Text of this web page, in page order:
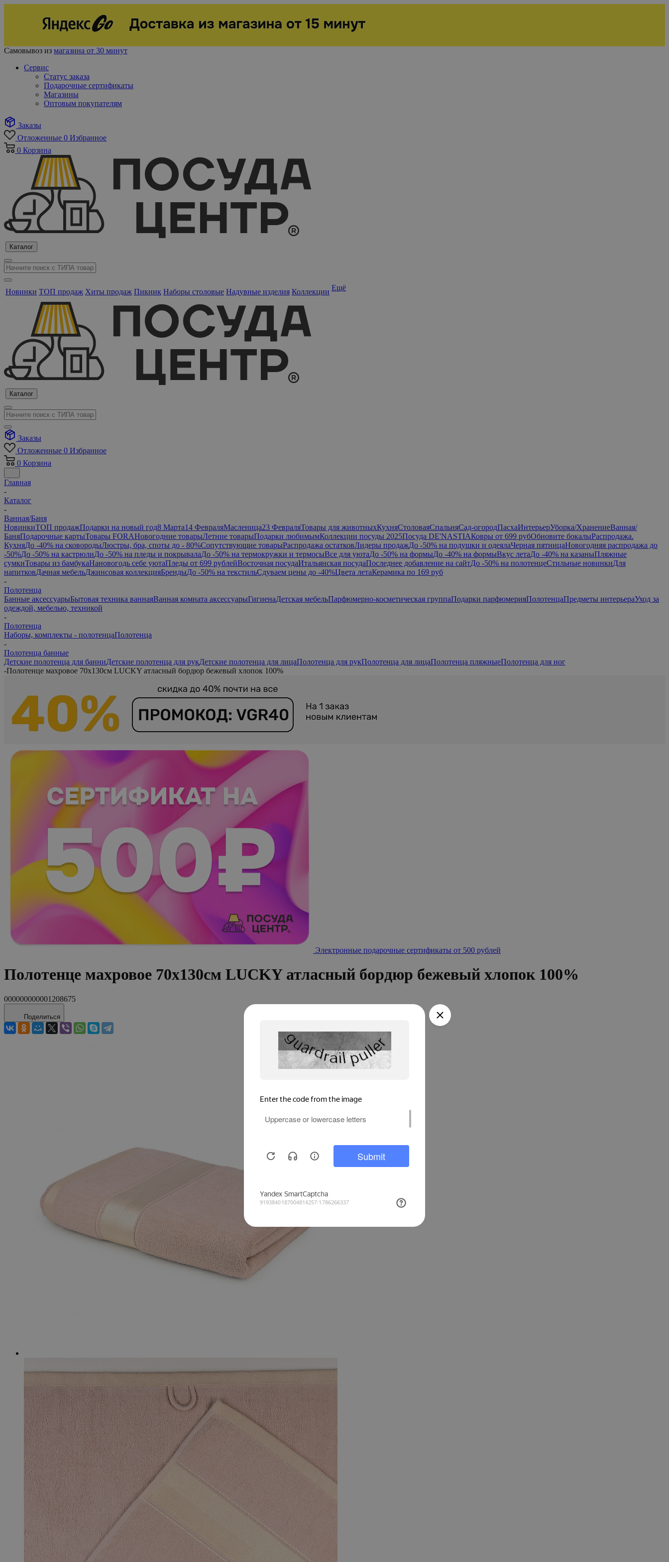
Самовывоз из магазина от 30 минут
Сервис
Статус заказа
Подарочные сертификаты
Магазины
Оптовым покупателям
Заказы
Отложенные 0 Избранное
0 Корзина
Каталог
Новинки ТОП продаж Хиты продаж Пикник Наборы столовые Надувные изделия Коллекции Ещё
Каталог
Заказы
Отложенные 0 Избранное
0 Корзина
Главная
-
Каталог
-
Ванная/Баня
НовинкиТОП продажПодарки на новый год8 Марта14 ФевраляМасленица23 ФевраляТовары для животныхКухняСтоловаяСпальняСад-огородПасхаИнтерьерУборка/ХранениеВанная/
БаняПодарочные картыТовары FORAНовогодние товарыЛетние товарыПодарки любимымКоллекции посуды 2025Посуда DE'NASTIAКовры от 699 рубОбновите бокалыРаспродажа.
КухняДо -40% на сковородыЛюстры, бра, споты до - 80%Сопутствующие товарыРаспродажа остатковЛидеры продажДо -50% на подушки и одеялаЧерная пятницаНовогодняя распродажа до
-50%До -50% на кастрюлиДо -50% на пледы и покрывалаДо -50% на термокружки и термосыВсе для уютаДо -50% на формыДо -40% на формыВкус летаДо -40% на казаныПляжные
сумкиТовары из бамбукаНановогодь себе уютаПледы от 699 рублейВосточная посудаИтальянская посудаПоследнее добавление на сайтДо -50% на полотенцеСтильные новинкиДля
напитковДачная мебельДжинсовая коллекцияБрендыДо -50% на текстильСдуваем цены до -40%Цвета летаКерамика по 169 руб
-
Полотенца
Банные аксессуарыБытовая техника ваннаяВанная комната аксессуарыГигиенаДетская мебельПарфюмерно-косметическая группаПодарки парфюмерияПолотенцаПредметы интерьераУход за
одеждой, мебелью, техникой
-
Полотенца
Наборы, комплекты - полотенцаПолотенца
-
Полотенца банные
Детские полотенца для банниДетские полотенца для рукДетские полотенца для лицаПолотенца для рукПолотенца для лицаПолотенца пляжныеПолотенца для ног
-Полотенце махровое 70х130см LUCKY атласный бордюр бежевый хлопок 100%
Электронные подарочные сертификаты от 500 рублей
Полотенце махровое 70х130см LUCKY атласный бордюр бежевый хлопок 100%
000000000001208675
Поделиться